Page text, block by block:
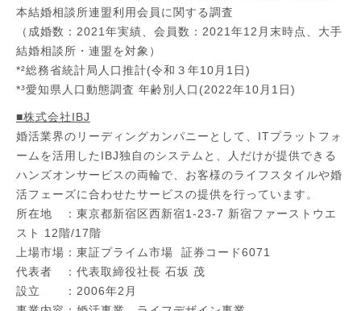
本結婚相談所連盟利用会員に関する調査
（成婚数：2021年実績、会員数：2021年12月末時点、大手
結婚相談所・連盟を対象）
*²総務省統計局人口推計(令和３年10月1日)
*³愛知県人口動態調査 年齢別人口(2022年10月1日)
■株式会社IBJ
婚活業界のリーディングカンパニーとして、ITプラットフォ
ームを活用したIBJ独自のシステムと、人だけが提供できる
ハンズオンサービスの両輪で、お客様のライフスタイルや婚
活フェーズに合わせたサービスの提供を行っています。
所在地 ：東京都新宿区西新宿1-23-7 新宿ファーストウエ
スト 12階/17階
上場市場：東証プライム市場 証券コード6071
代表者 ：代表取締役社長 石坂 茂
設立 ：2006年2月